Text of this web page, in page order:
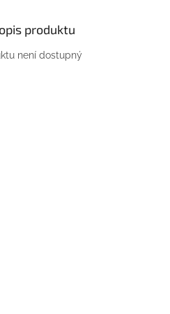
produktu
není dostupný